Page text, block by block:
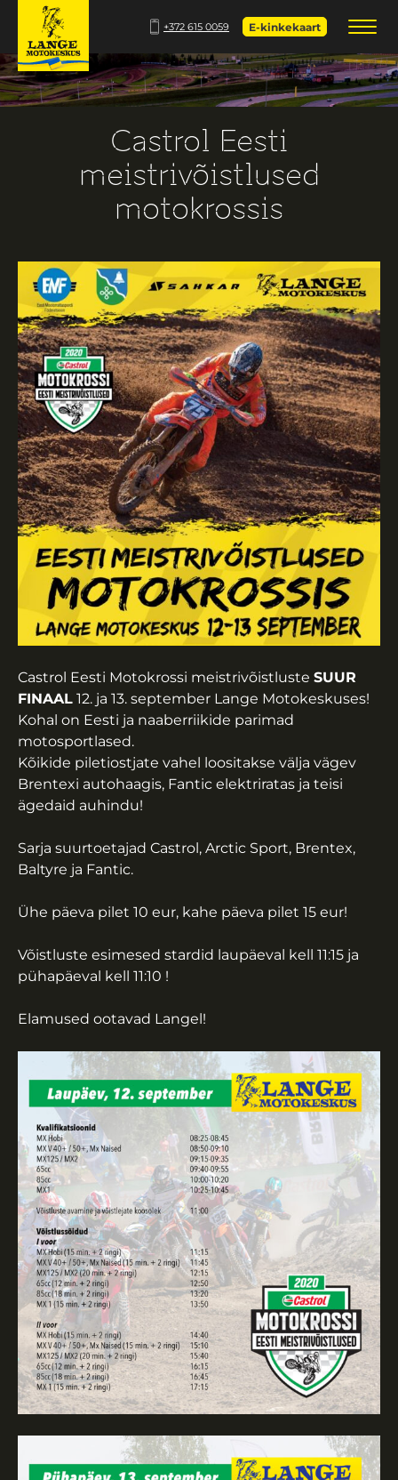
+372 615 0059 E-kinkekaart
Castrol Eesti
meistrivõistlused
motokrossis
Castrol Eesti Motokrossi meistrivõistluste SUUR
FINAAL 12. ja 13. september Lange Motokeskuses!
Kohal on Eesti ja naaberriikide parimad
motosportlased.
Kõikide piletiostjate vahel loositakse välja vägev
Brentexi autohaagis, Fantic elektriratas ja teisi
ägedaid auhindu!
Sarja suurtoetajad Castrol, Arctic Sport, Brentex,
Baltyre ja Fantic.
Ühe päeva pilet 10 eur, kahe päeva pilet 15 eur!
Võistluste esimesed stardid laupäeval kell 11:15 ja
pühapäeval kell 11:10 !
Elamused ootavad Langel!